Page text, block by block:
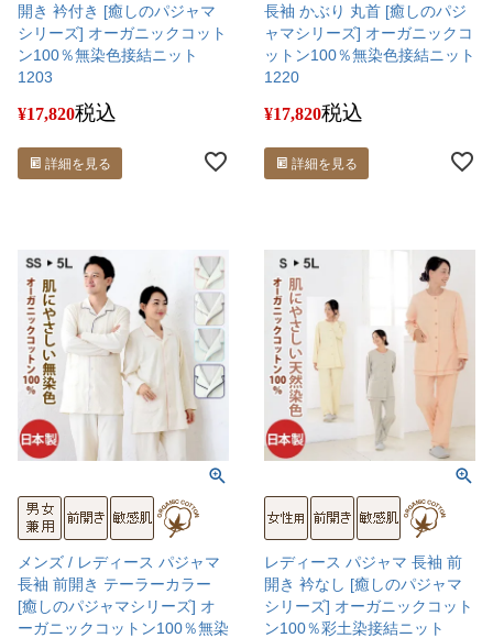
開き 衿付き [癒しのパジャマ
シリーズ] オーガニックコット
ン100％無染色接結ニット
1203
¥17,820税込
詳細を見る
長袖 かぶり 丸首 [癒しのパジ
ャマシリーズ] オーガニックコ
ットン100％無染色接結ニット
1220
¥17,820税込
詳細を見る
メンズ / レディース パジャマ
長袖 前開き テーラーカラー
[癒しのパジャマシリーズ] オ
ーガニックコットン100％無染
レディース パジャマ 長袖 前
開き 衿なし [癒しのパジャマ
シリーズ] オーガニックコット
ン100％彩土染接結ニット